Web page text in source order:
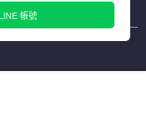
閒鞋、涼鞋一次逛齊
好走、聚會也漂亮
帳號